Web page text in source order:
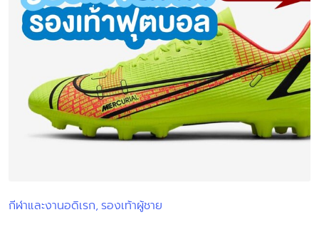
Posted
กีฬาและงานอดิเรก รองเท้าผู้ชาย